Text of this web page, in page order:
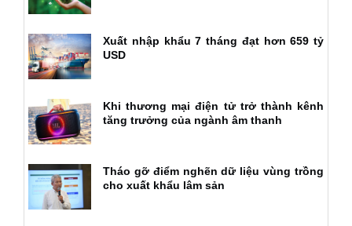
Xuất nhập khẩu 7 tháng đạt hơn 659 tỷ
USD
Khi thương mại điện tử trở thành kênh
tăng trưởng của ngành âm thanh
Tháo gỡ điểm nghẽn dữ liệu vùng trồng
cho xuất khẩu lâm sản